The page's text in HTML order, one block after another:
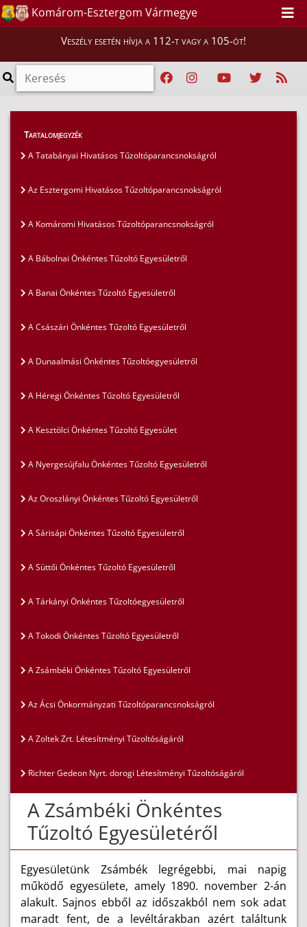
Komárom-Esztergom Vármegye
Veszély esetén hívja a 112-t vagy a 105-öt!
Magunkról
Komárom-Esztergom vármegyében működő
> A Zsámbéki Önkéntes Tűzoltó Egyesületről
Tartalomjegyzék
A Tatabányai Hivatásos Tűzoltóparancsnokságról
Az Esztergomi Hivatásos Tűzoltóparancsnokságról
A Komáromi Hivatásos Tűzoltóparancsnokságról
A Bábolnai Önkéntes Tűzoltó Egyesületről
A Banai Önkéntes Tűzoltó Egyesületről
A Császári Önkéntes Tűzoltó Egyesületről
A Dunaalmási Önkéntes Tűzoltóegyesületről
A Héregi Önkéntes Tűzoltó Egyesületről
A Kesztölci Önkéntes Tűzoltó Egyesület
A Nyergesújfalu Önkéntes Tűzoltó Egyesületről
Az Oroszlányi Önkéntes Tűzoltó Egyesületről
A Sárisápi Önkéntes Tűzoltó Egyesületről
A Süttői Önkéntes Tűzoltó Egyesületről
A Tárkányi Önkéntes Tűzoltóegyesületről
A Tokodi Önkéntes Tűzoltó Egyesületről
A Zsámbéki Önkéntes Tűzoltó Egyesületről
Az Ácsi Önkormányzati Tűzoltóparancsnokságról
A Zoltek Zrt. Létesítményi Tűzoltóságáról
Richter Gedeon Nyrt. dorogi Létesítményi Tűzoltóságáról
A Zsámbéki Önkéntes
Tűzoltó Egyesületéről
Egyesületünk Zsámbék legrégebbi, mai napig
működő egyesülete, amely 1890. november 2-án
alakult. Sajnos ebből az időszakból nem sok adat
maradt fent, de a levéltárakban azért találtunk